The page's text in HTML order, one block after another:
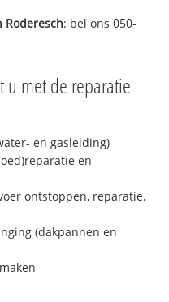
Roderesch: bel ons 050-
u met de reparatie
en gasleiding)
en
ontstoppen, reparatie,
(dakpannen en